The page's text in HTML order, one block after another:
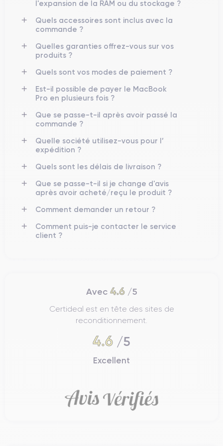
Caractéristiques Physiques du
MacBook Pro
Utilisation du MacBook Pro
Malgré sa puissance, le MacBook Pro
reste relativement
léger et facile à transporter. Avec un poids d'environ 1,4 kg
pouces, il est étonnamment maniable pour un portable offrant
une telle performance. La répartition du poids et le design
ergonomique garantissent qu'il est confortable à utiliser tant
sur un bureau qu'en déplacement, offrant une expérience de
Finition du MacBook Pro
MacBook Prodispose d'une finition unibody en aluminium,
premium au toucher. Disponible dans les couleurs classiques
châssis en aluminium offre une excellente résistance à l'usage
Contrairement à d'autres modèles d'Apple qui ont réduit le
MacBook Pro
étendue. Il comprend plusieurs ports Thunderbolt 4, un port
plusieurs périphériques externes. De plus, sa compatibilité
avec le Wi-Fi 6 et le Bluetooth 5.0 garantit une connexion
l'expansion de la RAM ou du stockage ?
Quels accessoires sont inclus avec la
commande ?
Quelles garanties offrez-vous sur vos
produits ?
Quels sont vos modes de paiement ?
Est-il possible de payer le MacBook
Pro en plusieurs fois ?
Que se passe-t-il après avoir passé la
commande ?
Quelle société utilisez-vous pour l’
expédition ?
Quels sont les délais de livraison ?
Que se passe-t-il si je change d'avis
après avoir acheté/reçu le produit ?
Comment demander un retour ?
Comment puis-je contacter le service
client ?
Avec 4.6/5
Certideal est en tête des sites de
reconditionnement.
4.6 /5
Excellent